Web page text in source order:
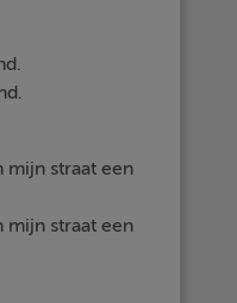
straat een
straat een